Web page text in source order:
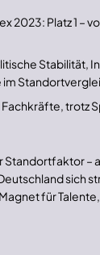
2023: Platz 1 –
Stabilität,
trotz
Standortfaktor –
sich
für